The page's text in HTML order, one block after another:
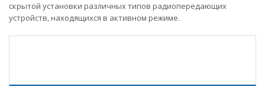
скрытой установки различных типов радиопередающих
устройств, находящихся в активном режиме.